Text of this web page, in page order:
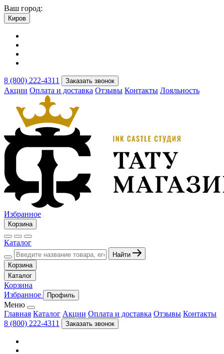
Ваш город:
Киров
8 (800) 222-4311 Заказать звонок
Акции Оплата и доставка Отзывы Контакты Лояльность
Избранное
Корзина
Каталог
Найти
Корзина
Каталог
Корзина
Избранное
Профиль
Меню
Главная Каталог Акции Оплата и доставка Отзывы Контакты
8 (800) 222-4311
Заказать звонок